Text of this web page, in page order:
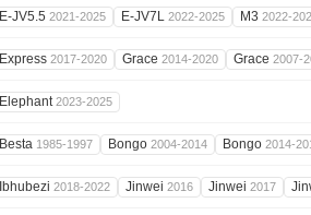
E-JV5.5 2021-2025 E-JV7L 2022-2025 M3 2022-
Express 2017-2020 Grace 2014-2020 Grace 2007-
Elephant2023-2025
Besta 1985-1997 Bongo 2004-2014 Bongo 2014-
Ibhubezi 2018-2022 Jinwei 2016 Jinwei 2017